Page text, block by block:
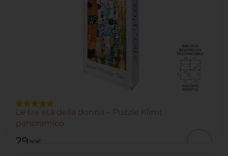
Valutato
5.00 su 5
su base
2
recensioni
Le tre età della donna – Puzzle Klimt
panoramico
29 ,90€